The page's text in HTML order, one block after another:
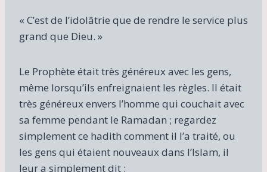
« C’est de l’idolâtrie que de rendre le service plus
grand que Dieu. »
Le Prophète était très généreux avec les gens,
même lorsqu’ils enfreignaient les règles. Il était
très généreux envers l’homme qui couchait avec
sa femme pendant le Ramadan ; regardez
simplement ce hadith comment il l’a traité, ou
les gens qui étaient nouveaux dans l’Islam, il
leur a simplement dit :